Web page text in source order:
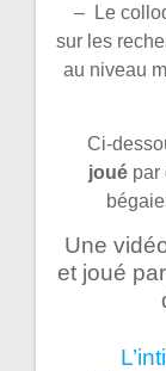
– Le
sur les
au niveau
Ci-
joué par
Une
et joué